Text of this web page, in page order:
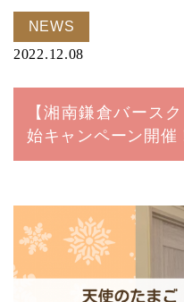
NEWS
2022.12.08
【湘南鎌倉バース
始キャンペーン開催